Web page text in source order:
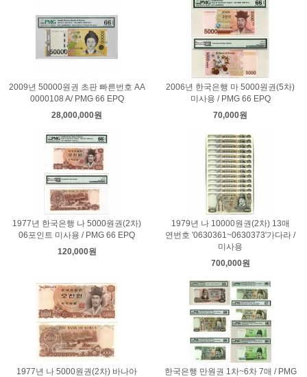
2009년 50000원권 초판 빠른번호 AA
0000108 A/ PMG 66 EPQ
28,000,000원
2006년 한국은행 마 5000원권(5차)
미사용 / PMG 66 EPQ
70,000원
1977년 한국은행 나 5000원권(2차)
06포인트 미사용 / PMG 66 EPQ
120,000원
1979년 나 10000원권(2차) 13매
연번호 '0630361~0630373'가다라 /
미사용
700,000원
1977년 나 5000원권(2차) 바나아
한국은행 만원권 1차~6차 7매 / PMG